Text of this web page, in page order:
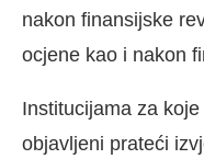
nakon finansijske
ocjene kao i nakon
Institucijama za
objavljeni prateći